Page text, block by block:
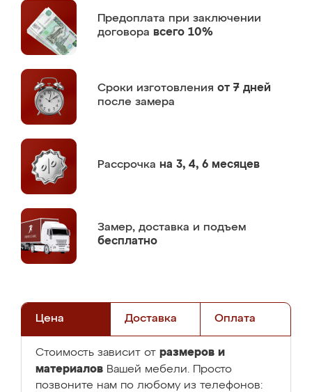
Предоплата при заключении
договора всего 10%
Сроки изготовления от 7 дней
после замера
Рассрочка на 3, 4, 6 месяцев
Замер, доставка и подъем
бесплатно
Цена Доставка Оплата
Стоимость зависит от размеров и
материалов Вашей мебели. Просто
позвоните нам по любому из телефонов: